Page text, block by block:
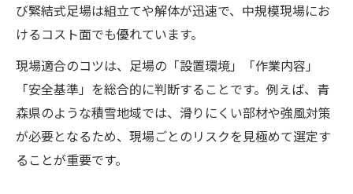
び緊結式足場は組立てや解体が迅速で、中規模現場にお
けるコスト面でも優れています。
現場適合のコツは、足場の「設置環境」「作業内容」
「安全基準」を総合的に判断することです。例えば、青
森県のような積雪地域では、滑りにくい部材や強風対策
が必要となるため、現場ごとのリスクを見極めて選定す
ることが重要です。